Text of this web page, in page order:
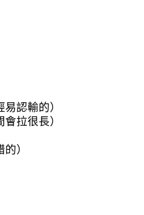
認輸的）
拉很長）
）